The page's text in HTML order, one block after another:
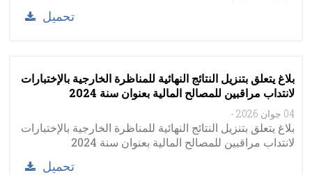
تحميل
بلاغ يتعلق بتنزيل النتائج النهائية للمناظرة الخارجية بالإختبارات
لانتداب مراقبين للمصالح المالية بعنوان سنة 2024
04 جوان 2026 -
بلاغ يتعلق بتنزيل النتائج النهائية للمناظرة الخارجية بالإختبارات
لانتداب مراقبين للمصالح المالية بعنوان سنة 2024
تحميل